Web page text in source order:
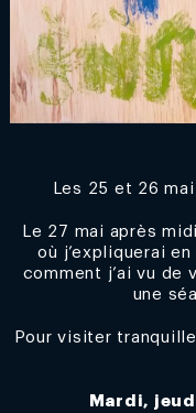
Les 25 et 26
Le 27 mai après
où j’expliquerai
comment j’ai vu de
une
Pour visiter
Mardi,